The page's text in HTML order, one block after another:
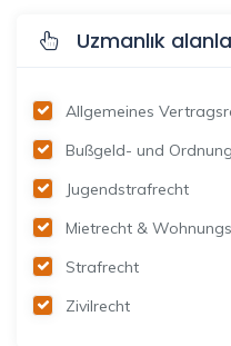
Uzmanlık
Allgemeines
Bußgeld- und
Jugendstrafrecht
Mietrecht &
Strafrecht
Zivilrecht